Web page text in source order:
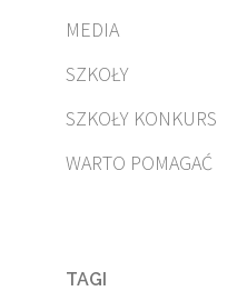
MEDIA
SZKOŁY
SZKOŁY KONKURS
WARTO POMAGAĆ
TAGI